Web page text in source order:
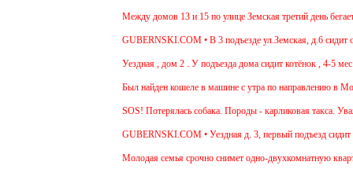
Между домов 13 и 15 по улице Земская третий день бегает
GUBERNSKI.COM • В 3 подъезде ул.Земская, д.6 сидит
Уездная , дом 2 . У подъезда дома сидит котёнок , 4-5 мес
Был найден кошеле в машине с утра по направлению в
SOS! Потерялась собака. Породы - карликовая такса.
GUBERNSKI.COM • Уездная д. 3, первый подъезд
Молодая семья срочно снимет одно-двухкомнатную